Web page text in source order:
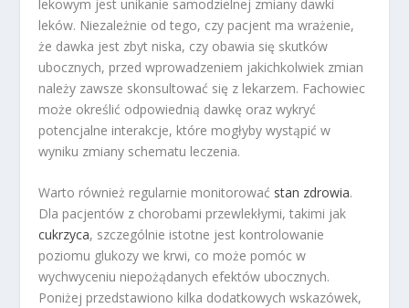
lekowym jest unikanie samodzielnej zmiany dawki
leków. Niezależnie od tego, czy pacjent ma wrażenie,
że dawka jest zbyt niska, czy obawia się skutków
ubocznych, przed wprowadzeniem jakichkolwiek zmian
należy zawsze skonsultować się z lekarzem. Fachowiec
może określić odpowiednią dawkę oraz wykryć
potencjalne interakcje, które mogłyby wystąpić w
wyniku zmiany schematu leczenia.
Warto również regularnie monitorować stan zdrowia.
Dla pacjentów z chorobami przewlekłymi, takimi jak
cukrzyca, szczególnie istotne jest kontrolowanie
poziomu glukozy we krwi, co może pomóc w
wychwyceniu niepożądanych efektów ubocznych.
Poniżej przedstawiono kilka dodatkowych wskazówek,